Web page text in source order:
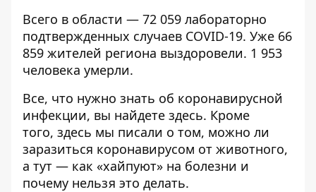
Всего в области — 72 059 лабораторно
подтвержденных случаев COVID-19. Уже 66
859 жителей региона выздоровели. 1 953
человека умерли.
Все, что нужно знать об коронавирусной
инфекции, вы найдете здесь. Кроме
того, здесь мы писали о том, можно ли
заразиться коронавирусом от животного,
а тут — как «хайпуют» на болезни и
почему нельзя это делать.